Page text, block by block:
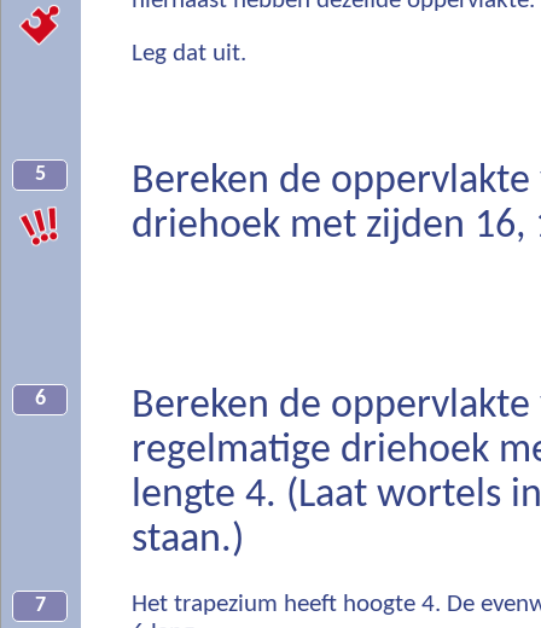
Leg dat uit.
5
Bereken de oppervlakte
driehoek met zijden 16,
6
Bereken de oppervlakte
regelmatige driehoek
lengte 4. (Laat wortels
staan.)
7
Het trapezium heeft hoogte 4. De